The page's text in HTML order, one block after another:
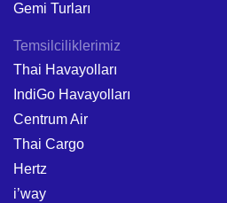
Gemi Turları
Temsilciliklerimiz
Thai Havayolları
IndiGo Havayolları
Centrum Air
Thai Cargo
Hertz
i’way